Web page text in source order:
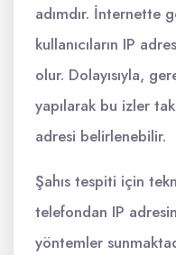
adımdır. İnternette
kullanıcıların IP
olur. Dolayısıyla,
yapılarak bu izler
adresi belirlenebilir.
Şahıs tespiti için
telefondan IP
yöntemler